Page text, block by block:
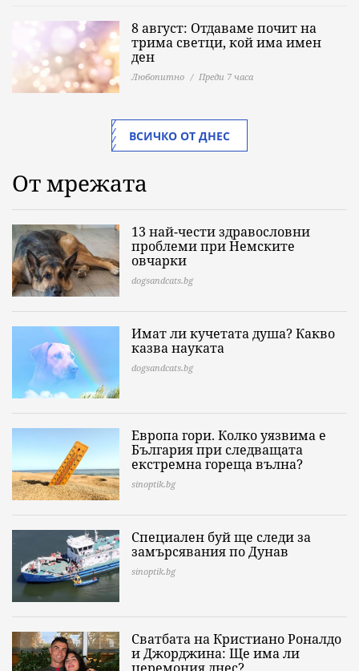
8 август: Отдаваме почит на
трима светци, кой има имен
ден
Любопитно Преди 7 часа
ВСИЧКО ОТ ДНЕС
От мрежата
13 най-чести здравословни
проблеми при Немските
овчарки
dogsandcats.bg
Имат ли кучетата душа? Какво
казва науката
dogsandcats.bg
Европа гори. Колко уязвима е
България при следващата
екстремна гореща вълна?
sinoptik.bg
Специален буй ще следи за
замърсявания по Дунав
sinoptik.bg
Сватбата на Кристиано Роналдо
и Джорджина: Ще има ли